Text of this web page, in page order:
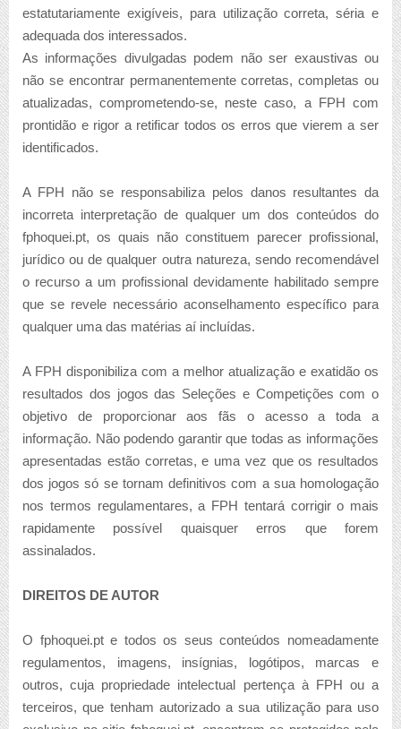
estatutariamente exigíveis, para utilização correta, séria e
adequada dos interessados.
As informações divulgadas podem não ser exaustivas ou
não se encontrar permanentemente corretas, completas ou
atualizadas, comprometendo-se, neste caso, a FPH com
prontidão e rigor a retificar todos os erros que vierem a ser
identificados.
A FPH não se responsabiliza pelos danos resultantes da
incorreta interpretação de qualquer um dos conteúdos do
fphoquei.pt, os quais não constituem parecer profissional,
jurídico ou de qualquer outra natureza, sendo recomendável
o recurso a um profissional devidamente habilitado sempre
que se revele necessário aconselhamento específico para
qualquer uma das matérias aí incluídas.
A FPH disponibiliza com a melhor atualização e exatidão os
resultados dos jogos das Seleções e Competições com o
objetivo de proporcionar aos fãs o acesso a toda a
informação. Não podendo garantir que todas as informações
apresentadas estão corretas, e uma vez que os resultados
dos jogos só se tornam definitivos com a sua homologação
nos termos regulamentares, a FPH tentará corrigir o mais
rapidamente possível quaisquer erros que forem
assinalados.
DIREITOS DE AUTOR
O fphoquei.pt e todos os seus conteúdos nomeadamente
regulamentos, imagens, insígnias, logótipos, marcas e
outros, cuja propriedade intelectual pertença à FPH ou a
terceiros, que tenham autorizado a sua utilização para uso